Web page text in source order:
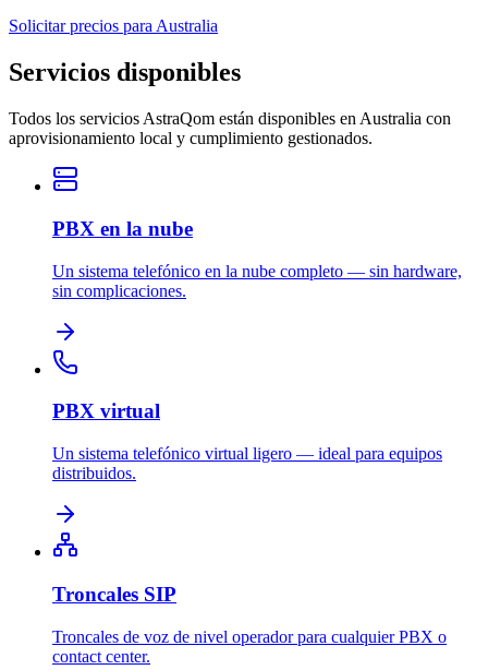
Solicitar precios para Australia
Servicios disponibles
Todos los servicios AstraQom están disponibles en Australia con
aprovisionamiento local y cumplimiento gestionados.
PBX en la nube
Un sistema telefónico en la nube completo — sin hardware,
sin complicaciones.
PBX virtual
Un sistema telefónico virtual ligero — ideal para equipos
distribuidos.
Troncales SIP
Troncales de voz de nivel operador para cualquier PBX o
contact center.